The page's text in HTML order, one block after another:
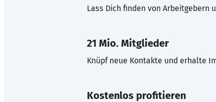
Lass Dich finden von Arbeitgebern
21 Mio. Mitglieder
Knüpf neue Kontakte und erhalte
Kostenlos profitieren